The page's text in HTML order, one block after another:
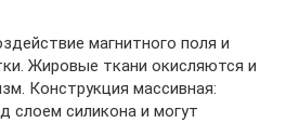
магнитного поля и
Жировые ткани окисляются и
Конструкция массивная:
слоем силикона и могут